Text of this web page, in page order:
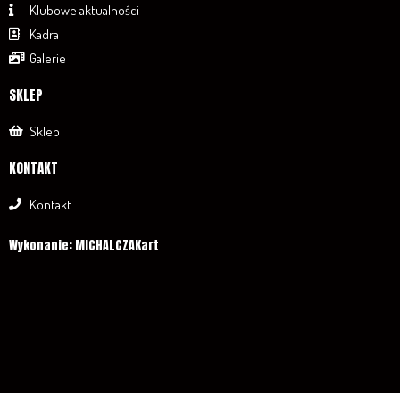
Klubowe aktualności
Kadra
Galerie
SKLEP
Sklep
KONTAKT
Kontakt
Wykonanie: MICHALCZAKart